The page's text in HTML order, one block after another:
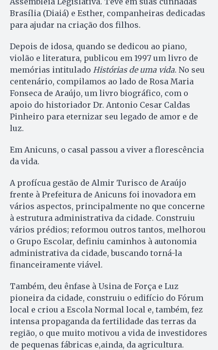
Brasília (Diaiá) e Esther, companheiras dedicadas
para ajudar na criação dos filhos.
Depois de idosa, quando se dedicou ao piano,
violão e literatura, publicou em 1997 um livro de
memórias intitulado Histórias de uma vida. No seu
centenário, compilamos ao lado de Rosa Maria
Fonseca de Araújo, um livro biográfico, com o
apoio do historiador Dr. Antonio Cesar Caldas
Pinheiro para eternizar seu legado de amor e de
luz.
Em Anicuns, o casal passou a viver a florescência
da vida.
A profícua gestão de Almir Turisco de Araújo
frente à Prefeitura de Anicuns foi inovadora em
vários aspectos, principalmente no que concerne
à estrutura administrativa da cidade. Construiu
vários prédios; reformou outros tantos, melhorou
o Grupo Escolar, definiu caminhos à autonomia
administrativa da cidade, buscando torná-la
financeiramente viável.
Também, deu ênfase à Usina de Força e Luz
pioneira da cidade, construiu o edifício do Fórum
local e criou a Escola Normal local e, também, fez
intensa propaganda da fertilidade das terras da
região, o que muito motivou a vida de investidores
de pequenas fábricas e,ainda, da agricultura.